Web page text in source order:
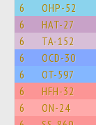
6 OHP-52
6 HAT-27
6 TA-152
6 OCD-30
6 OT-597
6 HFH-32
6 ON-24